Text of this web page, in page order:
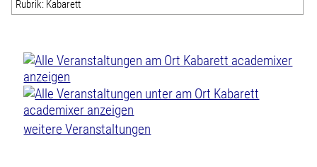
Rubrik: Kabarett
weitere Veranstaltungen